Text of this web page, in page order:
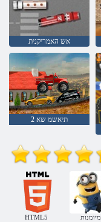
אש האמריקנית
2 תיאשמ שא
HTML5 מיומנות